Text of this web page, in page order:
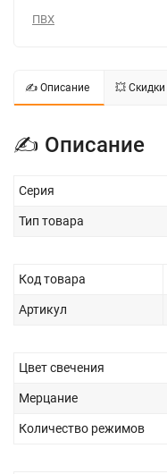
ПВХ
✍ Описание 💥 Скидки
✍ Описание
Серия
Тип товара
Код товара
Артикул
Цвет свечения
Мерцание
Количество режимов